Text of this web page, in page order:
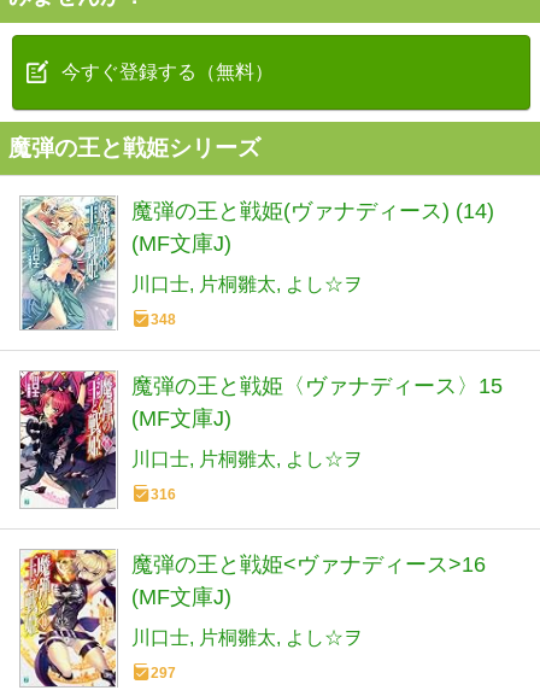
今すぐ登録する（無料）
魔弾の王と戦姫シリーズ
魔弾の王と戦姫(ヴァナディース) (14)
(MF文庫J)
川口士 片桐雛太 よし☆ヲ
348
魔弾の王と戦姫〈ヴァナディース〉15
(MF文庫J)
川口士 片桐雛太 よし☆ヲ
316
魔弾の王と戦姫<ヴァナディース>16
(MF文庫J)
川口士 片桐雛太 よし☆ヲ
297